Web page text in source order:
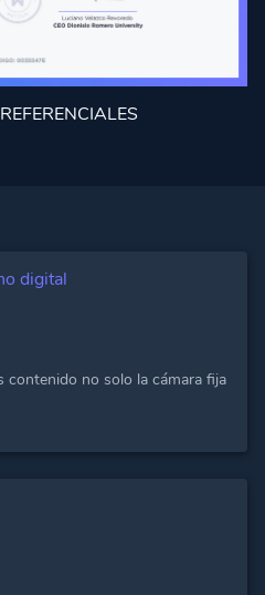
digital
contenido no solo la cámara fija